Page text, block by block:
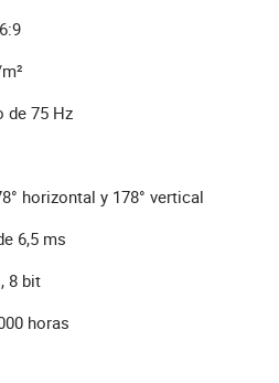
de 75 Hz
horizontal y 178° vertical
6,5 ms
8 bit
horas